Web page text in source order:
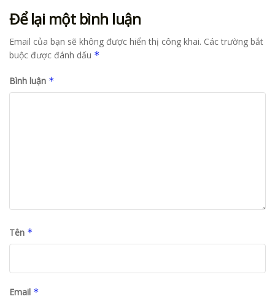
Để lại một bình luận
Email của bạn sẽ không được hiển thị công khai. Các trường bắt
buộc được đánh dấu *
Bình luận *
Tên *
Email *